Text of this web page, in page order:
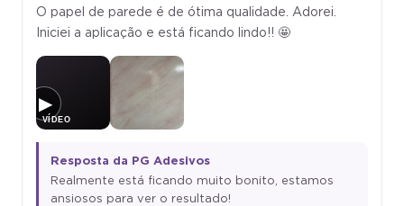
O papel de parede é de ótima qualidade. Adorei.
Iniciei a aplicação e está ficando lindo!! 🤩
▶
Resposta da PG Adesivos
Realmente está ficando muito bonito, estamos
ansiosos para ver o resultado!